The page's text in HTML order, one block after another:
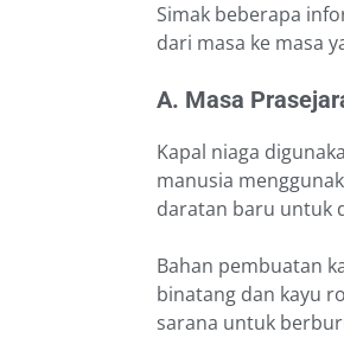
Simak beberapa
dari masa ke masa
A. Masa
Kapal niaga
manusia
daratan baru untuk
Bahan pembuatan
binatang dan kayu
sarana untuk